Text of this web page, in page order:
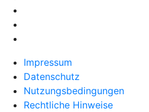
Impressum
Datenschutz
Nutzungsbedingungen
Rechtliche Hinweise